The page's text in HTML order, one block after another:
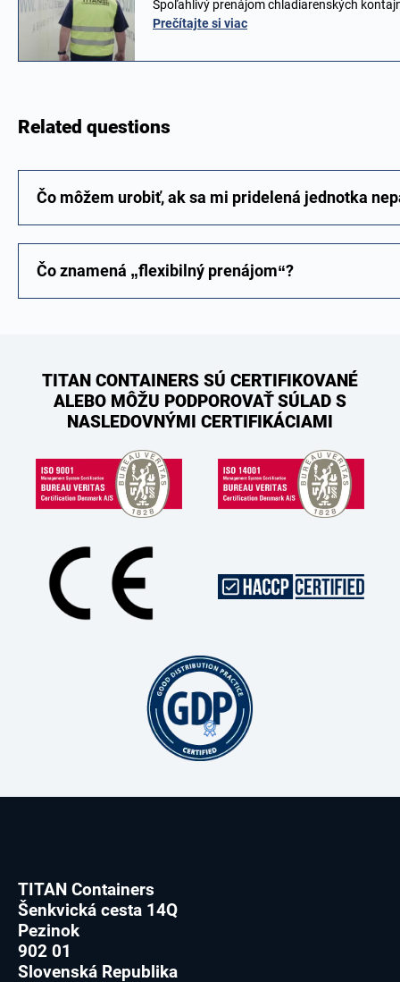
Spoľahlivý prenájom chladiarenských
Prečítajte si viac
Related questions
Čo môžem urobiť, ak sa mi pridelená jednotka
Čo znamená „flexibilný prenájom“?
TITAN CONTAINERS SÚ CERTIFIKOVANÉ
ALEBO MÔŽU PODPOROVAŤ SÚLAD S
NASLEDOVNÝMI CERTIFIKÁCIAMI
TITAN Containers
Šenkvická cesta 14Q
Pezinok
902 01
Slovenská Republika